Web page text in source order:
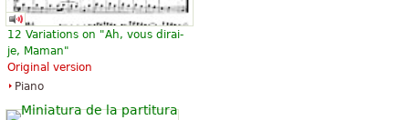
Eine Kleine Nachtmusik (Easy
Piano)
10,40 €
Piano
12 Variations on "Ah, vous dirai-
je, Maman"
Original version
Piano